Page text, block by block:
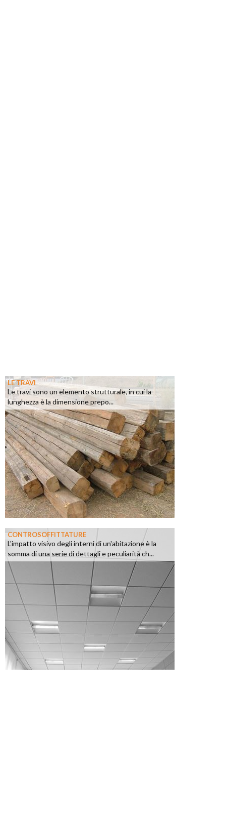
LE TRAVI
Le travi sono un elemento strutturale, in cui la
lunghezza è la dimensione prepo...
CONTROSOFFITTATURE
L'impatto visivo degli interni di un'abitazione è la
somma di una serie di dettagli e peculiarità ch...